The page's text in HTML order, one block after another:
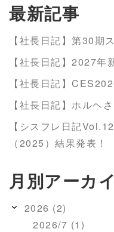
最新記事
【社長日記】第30期
【社長日記】2027年
【社長日記】
【社長日記】ホルヘ
【シスフレ日記
（2025）結果発表！
月別アーカ
2026 (2)
2026/7 (1)